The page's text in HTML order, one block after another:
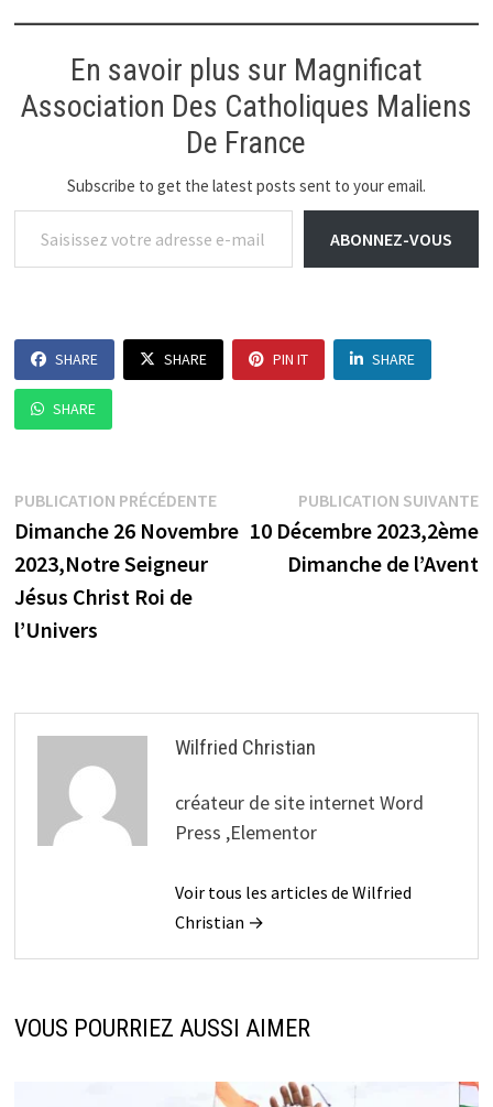
En savoir plus sur Magnificat
Association Des Catholiques Maliens
De France
Subscribe to get the latest posts sent to your email.
Saisissez votre adresse e-mail…
ABONNEZ-VOUS
SHARE SHARE PIN IT SHARE
SHARE
Navigation
de
l’article
PUBLICATION PRÉCÉDENTEPublication
précédente :
Dimanche 26 Novembre
2023,Notre Seigneur
Jésus Christ Roi de
l’Univers
PUBLICATION SUIVANTE
10 Décembre 2023,2ème
Dimanche de l’Avent
Wilfried Christian
créateur de site internet Word
Press ,Elementor
Voir tous les articles de Wilfried
Christian →
VOUS POURRIEZ AUSSI AIMER